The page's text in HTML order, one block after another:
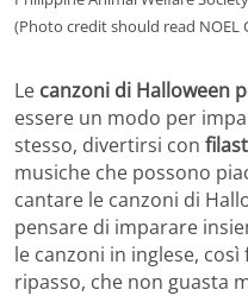
(Photo credit should read NOEL
Le canzoni di Halloween
essere un modo per
stesso, divertirsi con
musiche che possono
cantare le canzoni di
pensare di imparare
le canzoni in inglese,
ripasso, che non guasta